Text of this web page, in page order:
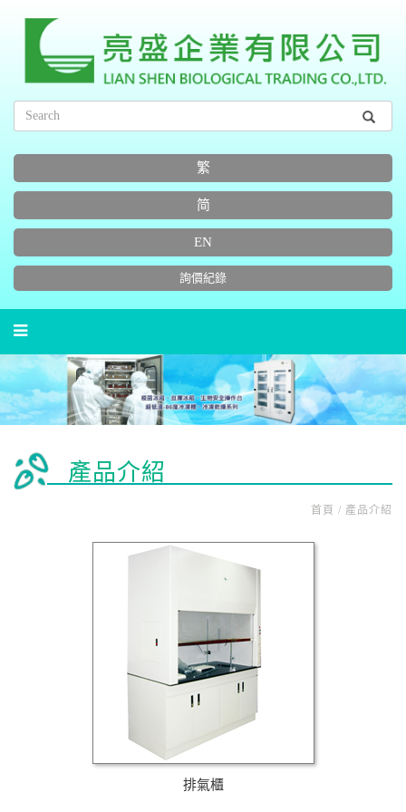
繁
简
EN
詢價紀錄
產品介紹
首頁 / 產品介紹
排氣櫃